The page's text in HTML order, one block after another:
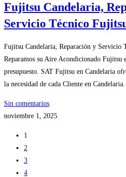
Fujitsu Candelaria,
Servicio Técnico
Fujitsu Candelaria, Reparación y Servicio
Reparamos su Aire Acondicionado Fujitsu
presupuesto. SAT Fujitsu en Candelaria
la necesidad de cada Cliente en Candelaria.
Sin comentarios
noviembre 1, 2025
1
2
3
4